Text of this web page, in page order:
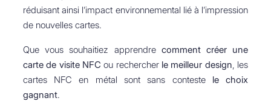
réduisant ainsi l’impact environnemental lié à l’impression
de nouvelles cartes.
Que vous souhaitiez apprendre comment créer une
carte de visite NFC ou rechercher le meilleur design , les
cartes NFC en métal sont sans conteste le choix
gagnant.